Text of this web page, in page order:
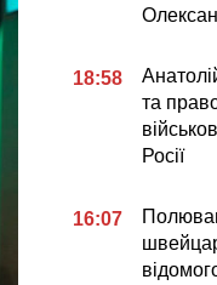
18:58
та
Росії
16:07